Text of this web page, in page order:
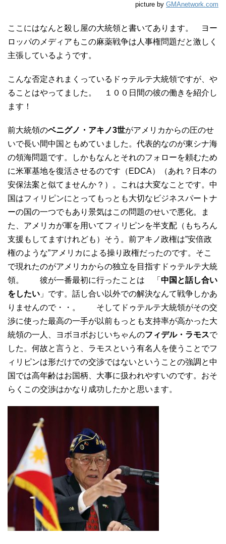
picture by GMAnetwork.com
ここにはなんと殺し屋の大統領と書いてあります。 ヨー
ロッパのメディアもこの麻薬戦争は人事権問題だと激しく
主張しているようです。
こんな否定されまくっているドゥテルテ大統領ですが、や
ることはやってました。 １００日間の彼の働きを紹介し
ます！
前大統領のベニグノ・アキノ3世がアメリカからの圧のせ
いで長い間中国ともめていました。代表的なのが東シナ海
の領海問題です。しかもなんとそれのフォローを頼むため
に米軍基地を復活させるのです（EDCA）（あれ？日本の
安保法案と似てませんか？）。これは大変なことです。中
国はフィリピンにとってもっとも大切なビジネスパートナ
ーの国の一つでもあり景気はこの問題のせいで悪化。ま
た、アメリカが軍を用いてフィリピンを半支配（もちろん
支援もしてますけれども）そう。前アキノ政権は”安倍政
権のような”アメリカによる操り政権だったのです。そこ
で現れたのがアメリカからの独立を目指すドゥテルテ大統
領。 彼が一番最初に行ったことは 「 中国と話し合い
をしたい 」です。話し合い以外での解決なんて戦争しかあ
りませんので・・。 そしてドゥテルテ大統領がその交
渉に使った最高の一手が以前もっとも支持率が高かった大
統領の一人、ヨボヨボおじいちゃんのフィデル・ラモスで
した。何故と言うと、ラモスという有名人を使うことでフ
ィリピンは形だけでの交渉ではないということの強調と中
国では高年齢はお国柄、大事に扱われやすいのです。おそ
らくこの交渉はかなり成功したかと思います。